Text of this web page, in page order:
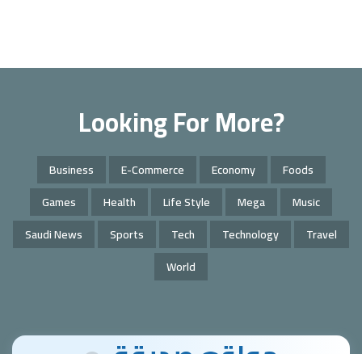
Looking For More?
Business E-Commerce Economy
Foods
Games
Health Life Style Mega
Music
Saudi News
Sports Tech Technology
Travel
World